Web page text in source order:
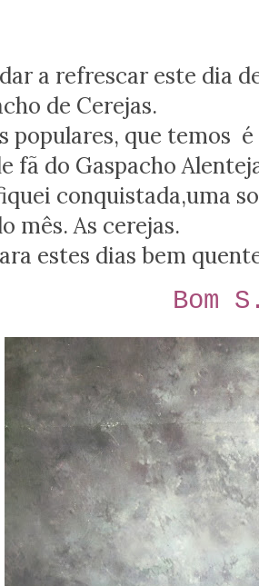
a refrescar este dia
de Cerejas.
populares, que temos
fã do Gaspacho
conquistada,uma
mês. As cerejas.
estes dias bem
Bom